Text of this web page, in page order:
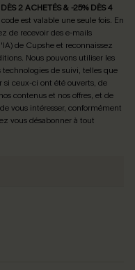
DÈS 2 ACHETÉS & -25% DÈS 4
est valable une seule fois. En
de recevoir des e-mails
de Cupshe et reconnaissez
. Nous pouvons utiliser les
de suivi, telles que
si ceux-ci ont été ouverts, de
contenus et nos offres, et de
vous intéresser, conformément
vous désabonner à tout